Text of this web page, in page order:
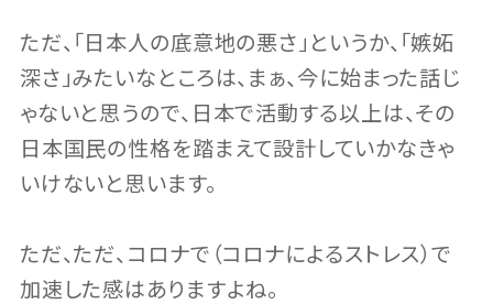
ただ、「日本人の底意地の悪さ」というか、「嫉妬
深さ」みたいなところは、まぁ、今に始まった話じ
ゃないと思うので、日本で活動する以上は、その
日本国民の性格を踏まえて設計していかなきゃ
いけないと思います。
ただ、ただ、コロナで（コロナによるストレス）で
加速した感はありますよね。